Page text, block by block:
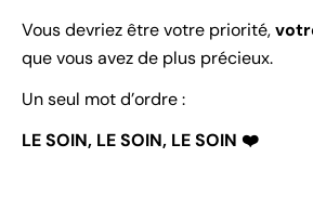
Vous devriez être votre priorité,
que vous avez de plus précieux.
Un seul mot d’ordre :
LE SOIN, LE SOIN, LE SOIN ❤️